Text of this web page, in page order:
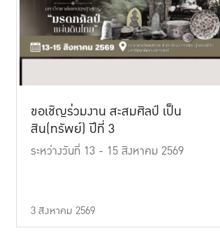
ขอเชิญร่วมงาน สะสมศิลป์ เป็น
สิน(ทรัพย์) ปีที่ 3
ระหว่างวันที่ 13 - 15 สิงหาคม 2569
3 สิงหาคม 2569